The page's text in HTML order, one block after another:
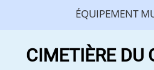
ÉQUIPEMENT
CIMETIÈRE DU